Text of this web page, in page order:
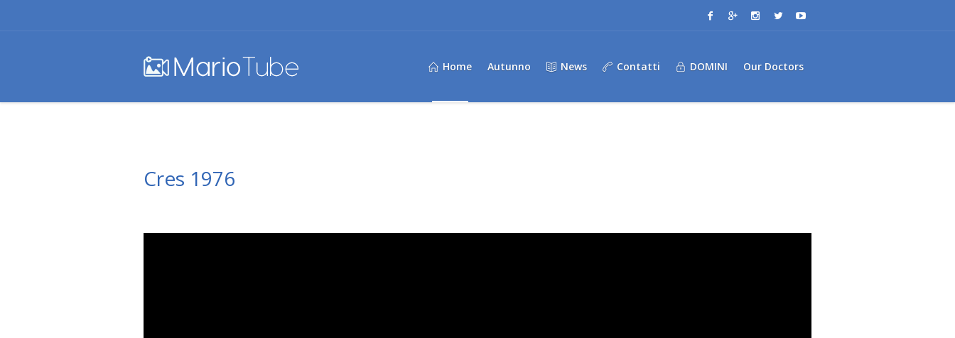
Home Autunno News Contatti DOMINI Our Doctors
Cres 1976